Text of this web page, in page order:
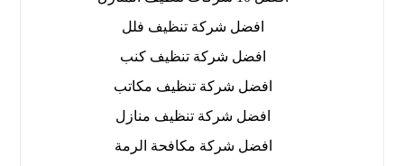
افضل شركة تنظيف فلل
افضل شركة تنظيف كنب
افضل شركة تنظيف مكاتب
افضل شركة تنظيف منازل
افضل شركة مكافحة الرمة